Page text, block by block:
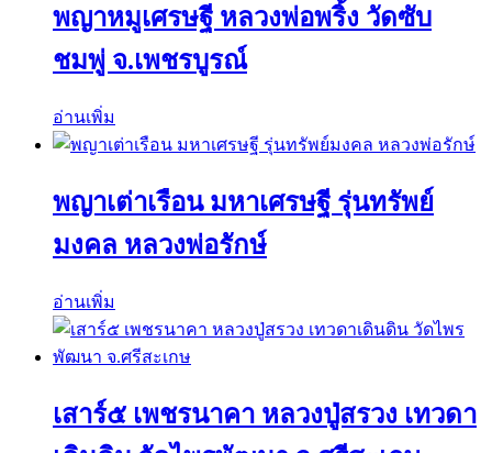
พญาหมูเศรษฐี หลวงพ่อพริ้ง วัดซับ
ชมพู่ จ.เพชรบูรณ์
อ่านเพิ่ม
พญาเต่าเรือน มหาเศรษฐี รุ่นทรัพย์
มงคล หลวงพ่อรักษ์
อ่านเพิ่ม
เสาร์๕ เพชรนาคา หลวงปู่สรวง เทวดา